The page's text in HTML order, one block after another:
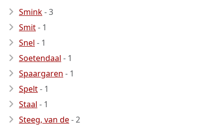
Smink- 3
Smit- 1
Snel - 1
Soetendaal - 1
Spaargaren - 1
Spelt- 1
Staal - 1
Steeg, van de- 2